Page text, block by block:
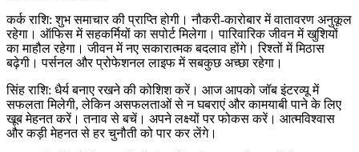
कर्क राशि: शुभ समाचार की प्राप्ति होगी। नौकरी-कारोबार में वातावरण अनुकूल
रहेगा। ऑफिस में सहकर्मियों का सपोर्ट मिलेगा। पारिवारिक जीवन में खुशियों
का माहौल रहेगा। जीवन में नए सकारात्मक बदलाव होंगे। रिश्तों में मिठास
बढ़ेगी। पर्सनल और प्रोफेशनल लाइफ में सबकुछ अच्छा रहेगा।
सिंह राशि: धैर्य बनाए रखने की कोशिश करें। आज आपको जॉब इंटरव्यू में
सफलता मिलेगी, लेकिन असफलताओं से न घबराएं और कामयाबी पाने के लिए
खूब मेहनत करें। तनाव से बचें। अपने लक्ष्यों पर फोकस करें। आत्मविश्वास
और कड़ी मेहनत से हर चुनौती को पार कर लेंगे।